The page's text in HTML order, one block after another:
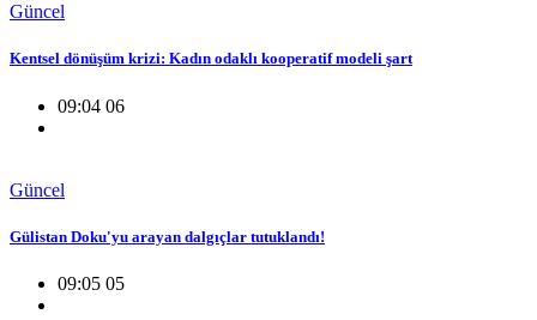
Güncel
Kentsel dönüşüm krizi: Kadın odaklı kooperatif modeli şart
09:04 06
Güncel
Gülistan Doku'yu arayan dalgıçlar tutuklandı!
09:05 05